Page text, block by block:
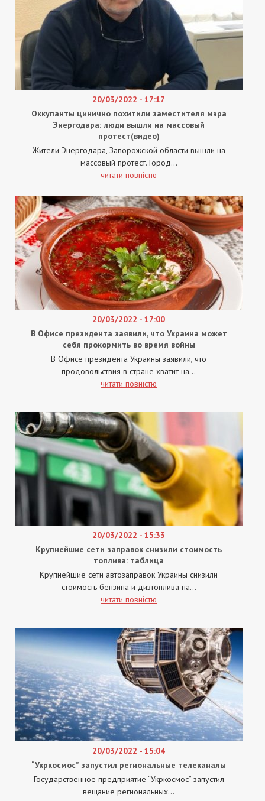
20/03/2022 - 17:17
Оккупанты цинично похитили заместителя мэра
Энергодара: люди вышли на массовый
протест(видео)
Жители Энергодара, Запорожской области вышли на
массовый протест. Город...
читати повністю
20/03/2022 - 17:00
В Офисе президента заявили, что Украина может
себя прокормить во время войны
В Офисе президента Украины заявили, что
продовольствия в стране хватит на...
читати повністю
20/03/2022 - 15:33
Крупнейшие сети заправок снизили стоимость
топлива: таблица
Крупнейшие сети автозаправок Украины снизили
стоимость бензина и дизтоплива на...
читати повністю
20/03/2022 - 15:04
“Укркосмос” запустил региональные телеканалы
Государственное предприятие “Укркосмос” запустил
вещание региональных...